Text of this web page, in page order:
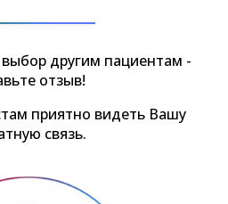
другим пациентам -
отзыв!
приятно видеть Вашу
связь.